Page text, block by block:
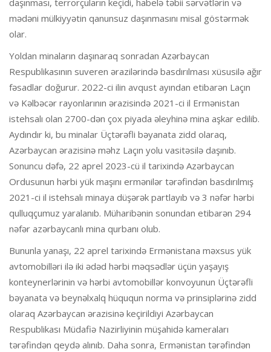
daşınması, terrorçuların keçidi, habelə təbii sərvətlərin və
mədəni mülkiyyətin qanunsuz daşınmasını misal göstərmək
olar.
Yoldan minaların daşınaraq sonradan Azərbaycan
Respublikasının suveren ərazilərində basdırılması xüsusilə ağır
fəsadlar doğurur. 2022-ci ilin avqust ayından etibarən Laçın
və Kəlbəcər rayonlarının ərazisində 2021-ci il Ermənistan
istehsalı olan 2700-dən çox piyada əleyhinə mina aşkar edilib.
Aydındır ki, bu minalar Üçtərəfli bəyanata zidd olaraq,
Azərbaycan ərazisinə məhz Laçın yolu vasitəsilə daşınıb.
Sonuncu dəfə, 22 aprel 2023-cü il tarixində Azərbaycan
Ordusunun hərbi yük maşını ermənilər tərəfindən basdırılmış
2021-ci il istehsalı minaya düşərək partlayıb və 3 nəfər hərbi
qulluqçumuz yaralanıb. Müharibənin sonundan etibarən 294
nəfər azərbaycanlı mina qurbanı olub.
Bununla yanaşı, 22 aprel tarixində Ermənistana məxsus yük
avtomobilləri ilə iki ədəd hərbi məqsədlər üçün yaşayış
konteynerlərinin və hərbi avtomobillər konvoyunun Üçtərəfli
bəyanata və beynəlxalq hüququn norma və prinsiplərinə zidd
olaraq Azərbaycan ərazisinə keçirildiyi Azərbaycan
Respublikası Müdafiə Nazirliyinin müşahidə kameraları
tərəfindən qeydə alınıb. Daha sonra, Ermənistan tərəfindən